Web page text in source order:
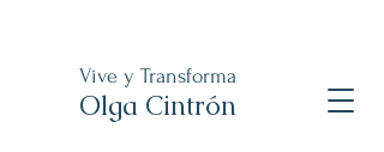
Vive y Transforma
Olga Cintrón